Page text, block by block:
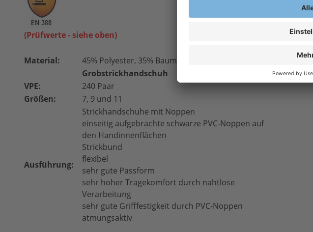
(Prüfwerte - siehe oben)
Material:
45% Polyester, 35% Baumwolle, 20% Polyvinylchlorid (Noppen)
Grobstrickhandschuh
VPE:
240 Paar
Größen:
7, 9 und 11
Ausführung:
Strickhandschuhe mit Noppen
einseiti­g aufgebrachte schwarze ­PVC-Noppen auf
den Handinnenflächen
Strickbund
flexibel
sehr gute Passform
sehr hoher Tragekomfort durch nahtlose
Verarbeitung
sehr gute Grifffestigkeit durch PVC-­Noppen
atmungsaktiv